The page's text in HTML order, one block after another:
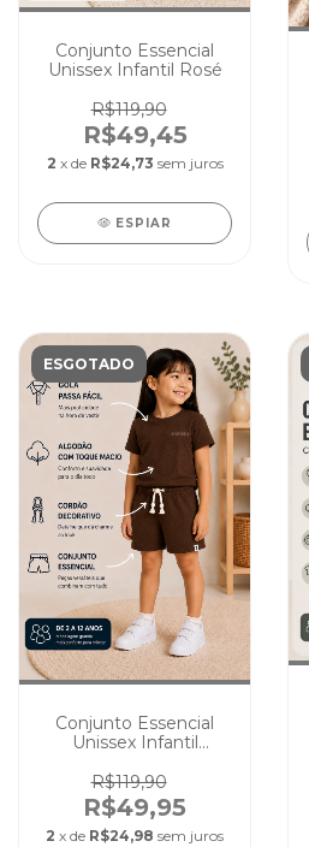
Conjunto Essencial
Unissex Infantil Rosé
R$119,90
R$49,45
2 x de R$24,73 sem juros
ESPIAR
ESGOTADO
Conjunto Essencial
Unissex Infantil
R$119,90
R$49,95
2 x de R$24,98 sem juros